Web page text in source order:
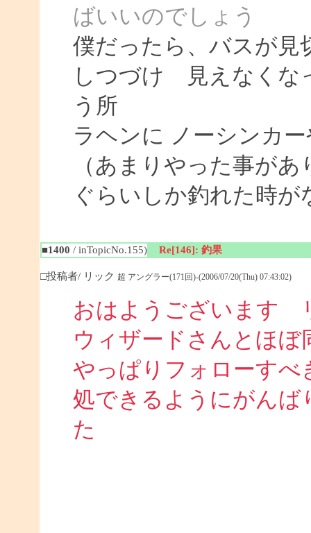
ばいいのでしょう
僕だったら、バスが見
しつづけ 見えなくな
う所
ラヘンに ノーシンカ
（あまりやった事が
ぐらいしか釣れた時が
■1400 / inTopicNo.155) Re[146]: 釣果
□投稿者/ リック 超 アングラー(171回)-(2006/07/20(Thu) 07:43:02)
おはようございます
ウィザードさんとほぼ
やっぱりフォローすべ
処できるようにがん
た